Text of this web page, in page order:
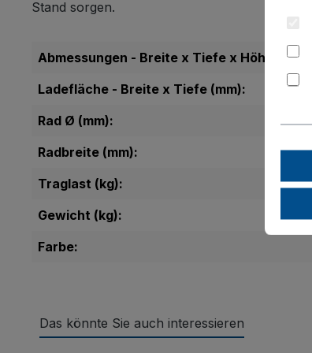
Stand sorgen.
Abmessungen - Breite x Tiefe x Höhe (mm):
Ladefläche - Breite x Tiefe (mm):
Rad Ø (mm):
Radbreite (mm):
Traglast (kg):
Gewicht (kg):
Farbe:
Das könnte Sie auch interessieren